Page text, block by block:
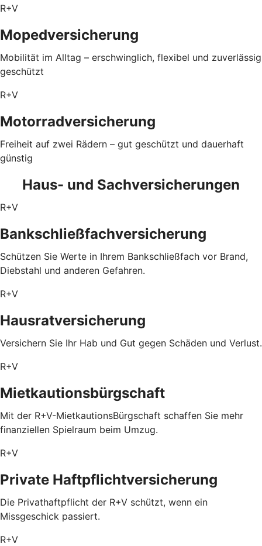
R+V
Mopedversicherung
Mobilität im Alltag – erschwinglich, flexibel und zuverlässig
geschützt
R+V
Motorradversicherung
Freiheit auf zwei Rädern – gut geschützt und dauerhaft
günstig
Haus- und Sachversicherungen
R+V
Bankschließfachversicherung
Schützen Sie Werte in Ihrem Bankschließfach vor Brand,
Diebstahl und anderen Gefahren.
R+V
Hausratversicherung
Versichern Sie Ihr Hab und Gut gegen Schäden und Verlust.
R+V
Mietkautionsbürgschaft
Mit der R+V-MietkautionsBürgschaft schaffen Sie mehr
finanziellen Spielraum beim Umzug.
R+V
Private Haftpflichtversicherung
Die Privathaftpflicht der R+V schützt, wenn ein
Missgeschick passiert.
R+V